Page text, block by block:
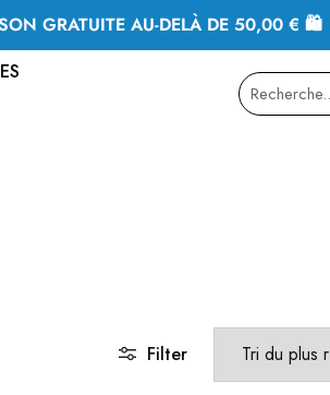
GRATUITE AU-DELÀ DE 50,00 € 🛍
Filter